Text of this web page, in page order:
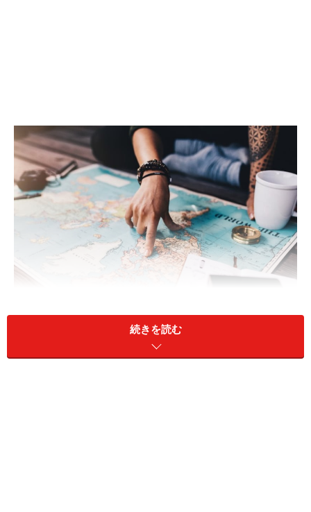
高成長の観光産業、今後も拡大トレンド
続きを読む